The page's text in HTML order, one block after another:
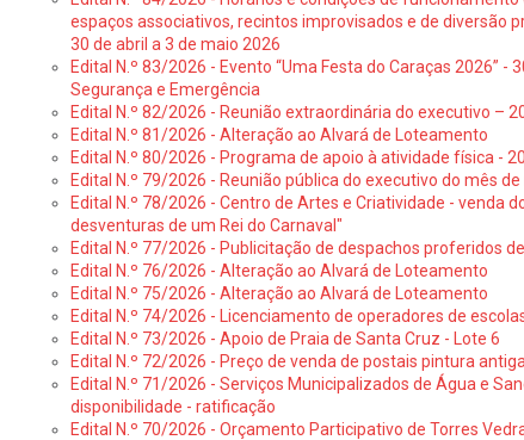
espaços associativos, recintos improvisados e de diversão
30 de abril a 3 de maio 2026
Edital N.º 83/2026 - Evento “Uma Festa do Caraças 2026” -
Segurança e Emergência
Edital N.º 82/2026 - Reunião extraordinária do executivo –
Edital N.º 81/2026 - Alteração ao Alvará de Loteamento
Edital N.º 80/2026 - Programa de apoio à atividade física -
Edital N.º 79/2026 - Reunião pública do executivo do mês
Edital N.º 78/2026 - Centro de Artes e Criatividade - venda
desventuras de um Rei do Carnaval"
Edital N.º 77/2026 - Publicitação de despachos proferidos
Edital N.º 76/2026 - Alteração ao Alvará de Loteamento
Edital N.º 75/2026 - Alteração ao Alvará de Loteamento
Edital N.º 74/2026 - Licenciamento de operadores de
Edital N.º 73/2026 - Apoio de Praia de Santa Cruz - Lote 6
Edital N.º 72/2026 - Preço de venda de postais pintura antiga
Edital N.º 71/2026 - Serviços Municipalizados de Água e
disponibilidade - ratificação
Edital N.º 70/2026 - Orçamento Participativo de Torres